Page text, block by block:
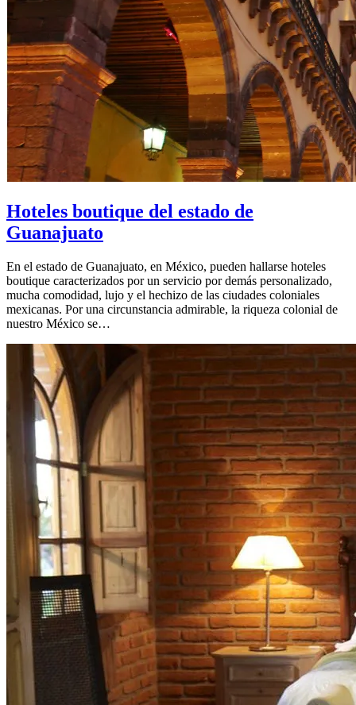
Hoteles boutique del estado de
Guanajuato
En el estado de Guanajuato, en México, pueden hallarse hoteles
boutique caracterizados por un servicio por demás personalizado,
mucha comodidad, lujo y el hechizo de las ciudades coloniales
mexicanas. Por una circunstancia admirable, la riqueza colonial de
nuestro México se…